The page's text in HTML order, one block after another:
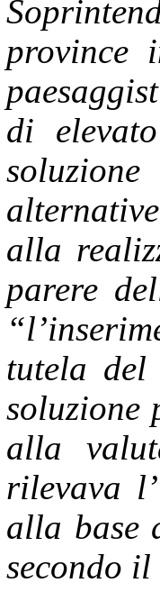
province
di
alla
parere
tutela del
soluzione
alla
rilevava
alla base
secondo